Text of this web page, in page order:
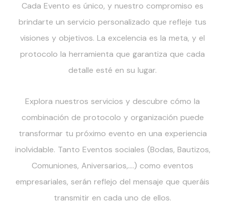
Cada Evento es único, y nuestro compromiso es
brindarte un servicio personalizado que refleje tus
visiones y objetivos. La excelencia es la meta, y el
protocolo la herramienta que garantiza que cada
detalle esté en su lugar.
Explora nuestros servicios y descubre cómo la
combinación de protocolo y organización puede
transformar tu próximo evento en una experiencia
inolvidable. Tanto Eventos sociales (Bodas, Bautizos,
Comuniones, Aniversarios,….) como eventos
empresariales, serán reflejo del mensaje que queráis
transmitir en cada uno de ellos.